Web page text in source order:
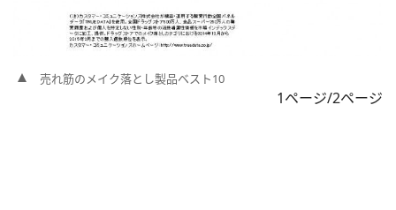
売れ筋のメイク落とし製品ベスト10
1ページ/2ページ